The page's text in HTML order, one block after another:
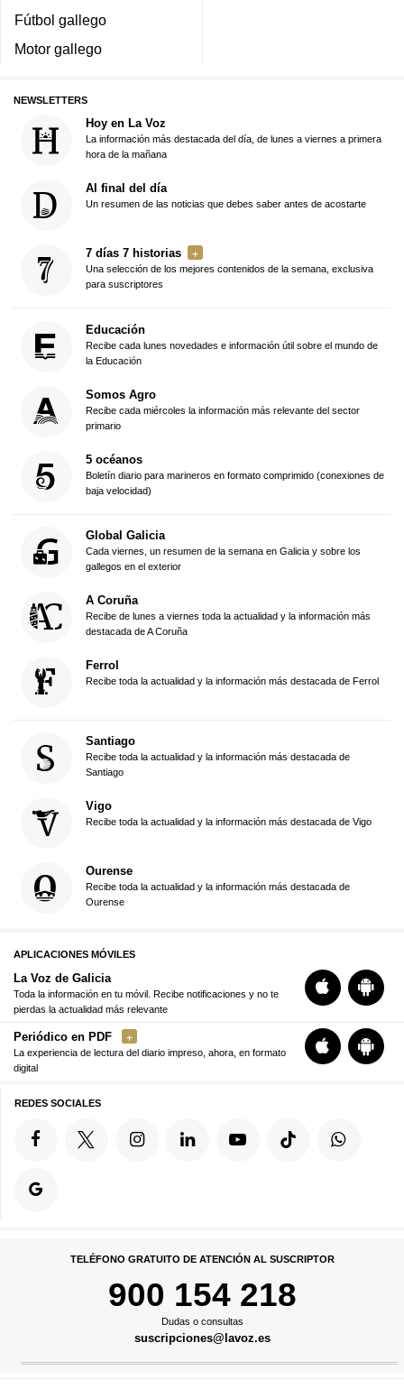
Fútbol gallego
Motor gallego
NEWSLETTERS
Hoy en La Voz
La información más destacada del día, de lunes a viernes a primera
hora de la mañana
Al final del día
Un resumen de las noticias que debes saber antes de acostarte
7 días 7 historias
Una selección de los mejores contenidos de la semana, exclusiva
para suscriptores
Educación
Recibe cada lunes novedades e información útil sobre el mundo de
la Educación
Somos Agro
Recibe cada miércoles la información más relevante del sector
primario
5 océanos
Boletín diario para marineros en formato comprimido (conexiones de
baja velocidad)
Global Galicia
Cada viernes, un resumen de la semana en Galicia y sobre los
gallegos en el exterior
A Coruña
Recibe de lunes a viernes toda la actualidad y la información más
destacada de A Coruña
Ferrol
Recibe toda la actualidad y la información más destacada de Ferrol
Santiago
Recibe toda la actualidad y la información más destacada de
Santiago
Vigo
Recibe toda la actualidad y la información más destacada de Vigo
Ourense
Recibe toda la actualidad y la información más destacada de
Ourense
APLICACIONES MÓVILES
La Voz de Galicia
Toda la información en tu móvil. Recibe notificaciones y no te
pierdas la actualidad más relevante
Periódico en PDF
La experiencia de lectura del diario impreso, ahora, en formato
digital
REDES SOCIALES
TELÉFONO GRATUITO DE ATENCIÓN AL SUSCRIPTOR
900 154 218
Dudas o consultas
suscripciones@lavoz.es